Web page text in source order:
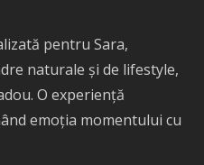
pentru Sara,
naturale și de lifestyle,
O experiență
emoția momentului cu